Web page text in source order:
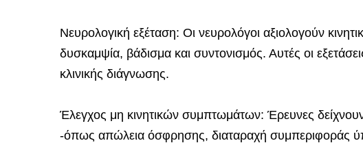
Νευρολογική εξέταση: Οι νευρολόγοι αξιολογούν
δυσκαμψία, βάδισμα και συντονισμός. Αυτές οι
κλινικής διάγνωσης.
Έλεγχος μη κινητικών συμπτωμάτων: Έρευνες
-όπως απώλεια όσφρησης, διαταραχή συμπεριφοράς